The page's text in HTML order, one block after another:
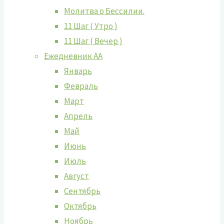
Молитва о Бессилии.
11 Шаг ( Утро )
11 Шаг ( Вечер )
Ежедневник АА
Январь
Февраль
Март
Апрель
Май
Июнь
Июль
Август
Сентябрь
Октябрь
Ноябрь